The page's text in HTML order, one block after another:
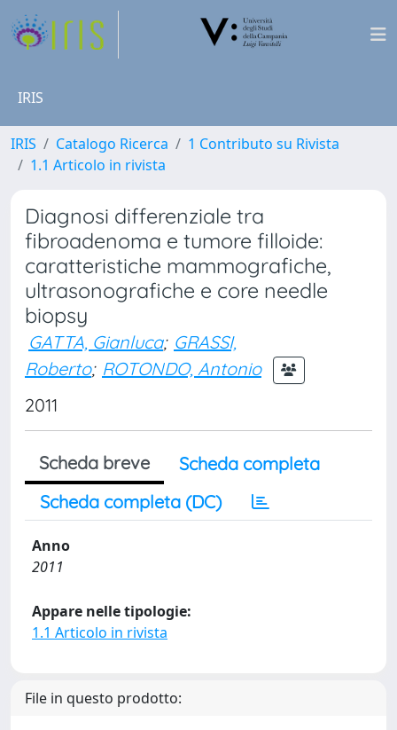
IRIS
IRIS Catalogo Ricerca
1 Contributo su Rivista
1.1 Articolo in rivista
Diagnosi differenziale tra
fibroadenoma e tumore filloide:
caratteristiche mammografiche,
ultrasonografiche e core needle
biopsy
GATTA, Gianluca; GRASSI,
Roberto; ROTONDO, Antonio
2011
Scheda breve
Scheda completa
Scheda completa (DC)
Anno
2011
Appare nelle tipologie:
1.1 Articolo in rivista
File in questo prodotto: